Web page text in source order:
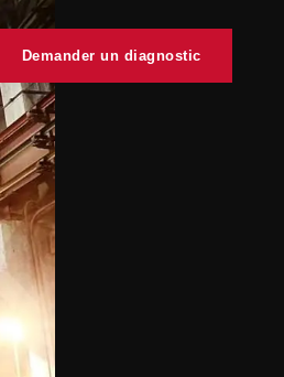
Demander un diagnostic